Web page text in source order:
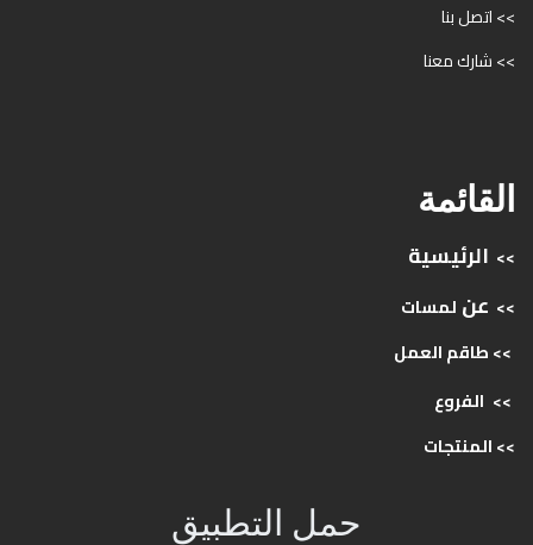
>> اتصل بنا
>> شارك معنا
القائمة
>> الرئيسية
>> عن لمسات
>> طاقمالعمل
>> الفروع
>>المنتجات
حمل التطبيق